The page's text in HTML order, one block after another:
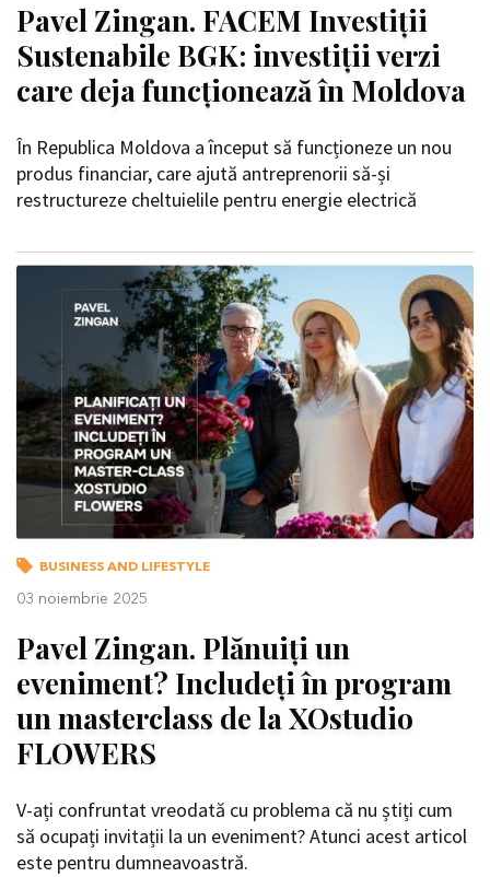
Pavel Zingan. FACEM Investiții
Sustenabile BGK: investiții verzi
care deja funcționează în Moldova
În Republica Moldova a început să funcționeze un nou
produs financiar, care ajută antreprenorii să-și
restructureze cheltuielile pentru energie electrică
BUSINESS AND LIFESTYLE
03 noiembrie 2025
Pavel Zingan. Plănuiți un
eveniment? Includeți în program
un masterclass de la XOstudio
FLOWERS
V-ați confruntat vreodată cu problema că nu știți cum
să ocupați invitații la un eveniment? Atunci acest articol
este pentru dumneavoastră.